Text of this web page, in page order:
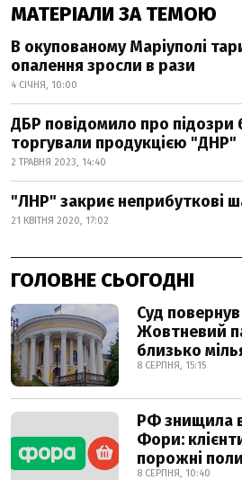
МАТЕРІАЛИ ЗА ТЕМОЮ
В окупованому Маріуполі
опалення зросли в рази
4 СІЧНЯ, 10:00
ДБР повідомило про підозри
торгували продукцією "ДНР"
2 ТРАВНЯ 2023, 14:40
"ЛНР" закриє неприбуткові
21 КВІТНЯ 2020, 17:02
ГОЛОВНЕ СЬОГОДНІ
Суд
Жовтневий
близько
8 СЕРПНЯ, 15:15
РФ знищила
Фори:
порожні
8 СЕРПНЯ, 10:40